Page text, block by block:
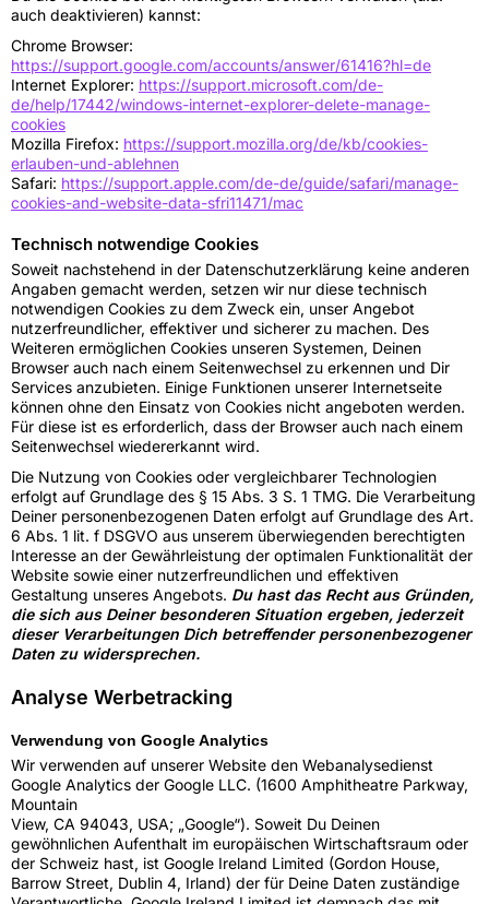
auch deaktivieren) kannst:
Chrome Browser:
https://support.google.com/accounts/answer/61416?hl=de
Internet Explorer: https://support.microsoft.com/de-
de/help/17442/windows-internet-explorer-delete-manage-
cookies
Mozilla Firefox: https://support.mozilla.org/de/kb/cookies-
erlauben-und-ablehnen
Safari: https://support.apple.com/de-de/guide/safari/manage-
cookies-and-website-data-sfri11471/mac
Technisch notwendige Cookies
Soweit nachstehend in der Datenschutzerklärung keine anderen
Angaben gemacht werden, setzen wir nur diese technisch
notwendigen Cookies zu dem Zweck ein, unser Angebot
nutzerfreundlicher, effektiver und sicherer zu machen. Des
Weiteren ermöglichen Cookies unseren Systemen, Deinen
Browser auch nach einem Seitenwechsel zu erkennen und Dir
Services anzubieten. Einige Funktionen unserer Internetseite
können ohne den Einsatz von Cookies nicht angeboten werden.
Für diese ist es erforderlich, dass der Browser auch nach einem
Seitenwechsel wiedererkannt wird.
Die Nutzung von Cookies oder vergleichbarer Technologien
erfolgt auf Grundlage des § 15 Abs. 3 S. 1 TMG. Die Verarbeitung
Deiner personenbezogenen Daten erfolgt auf Grundlage des Art.
6 Abs. 1 lit. f DSGVO aus unserem überwiegenden berechtigten
Interesse an der Gewährleistung der optimalen Funktionalität der
Website sowie einer nutzerfreundlichen und effektiven
Gestaltung unseres Angebots. Du hast das Recht aus Gründen,
die sich aus Deiner besonderen Situation ergeben, jederzeit
dieser Verarbeitungen Dich betreffender personenbezogener
Daten zu widersprechen.
Analyse Werbetracking
Verwendung von Google Analytics
Wir verwenden auf unserer Website den Webanalysedienst
Google Analytics der Google LLC. (1600 Amphitheatre Parkway,
Mountain
View, CA 94043, USA; „Google“). Soweit Du Deinen
gewöhnlichen Aufenthalt im europäischen Wirtschaftsraum oder
der Schweiz hast, ist Google Ireland Limited (Gordon House,
Barrow Street, Dublin 4, Irland) der für Deine Daten zuständige